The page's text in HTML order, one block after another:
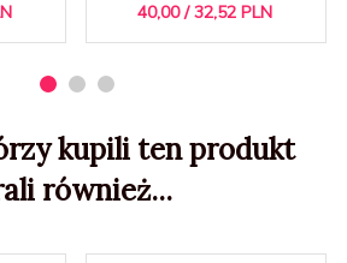
40,00 / 32,52 PLN
kupili ten produkt
również...